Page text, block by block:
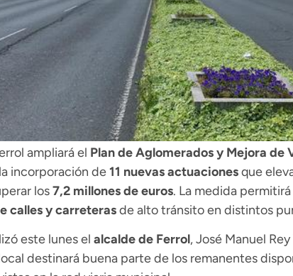
ampliará el Plan de Aglomerados y Mejora de
incorporación de11 nuevas actuacionesque
los7,2 millones de euros. La medida
calles y carreterasde alto tránsito en distintos
este lunes el alcalde de Ferrol, José Manuel
destinará buena parte de los remanentes